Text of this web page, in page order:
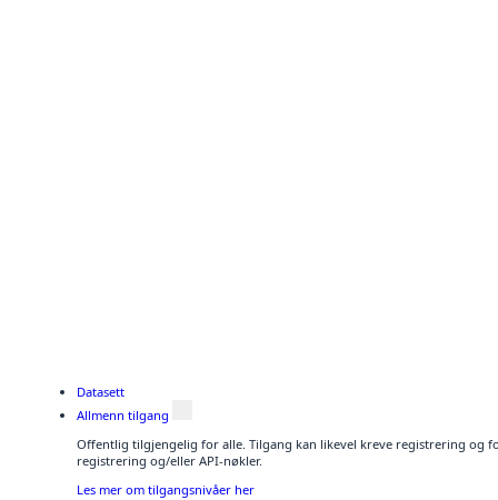
Datasett
Allmenn tilgang
Offentlig tilgjengelig for alle. Tilgang kan likevel kreve registrering og
registrering og/eller API-nøkler.
Les mer om tilgangsnivåer her